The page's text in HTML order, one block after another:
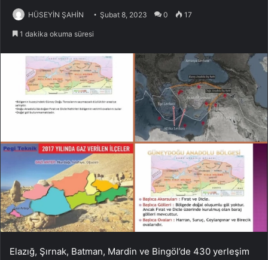
HÜSEYİN ŞAHİN Şubat 8, 2023 0 17
1 dakika okuma süresi
Elazığ, Şırnak, Batman, Mardin ve Bingöl’de 430 yerleşim